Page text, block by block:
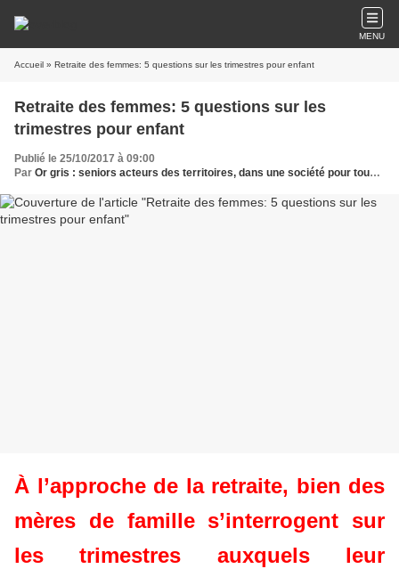
MENU
Accueil » Retraite des femmes: 5 questions sur les trimestres pour enfant
Retraite des femmes: 5 questions sur les
trimestres pour enfant
Publié le 25/10/2017 à 09:00
Par Or gris : seniors acteurs des territoires, dans une société pour tous les âges
À l’approche de la retraite, bien des
mères de famille s’interrogent sur
les trimestres auxquels leur